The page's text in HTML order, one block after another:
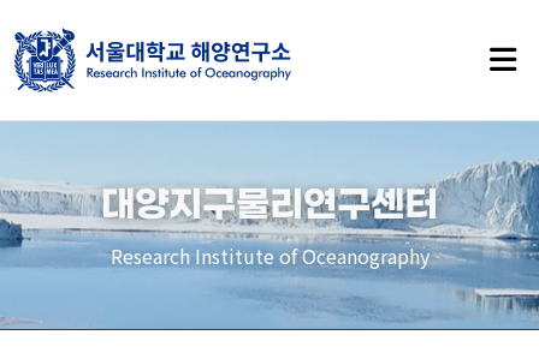
대양지구물리연구센터
Research Institute of Oceanography
사이트 맵
RIO 소개